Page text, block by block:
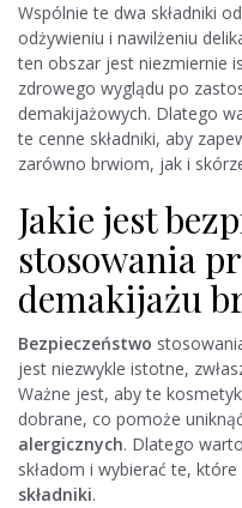
Wspólnie te dwa składniki
odżywieniu i nawilżeniu
ten obszar jest niezmiernie
zdrowego wyglądu po
demakijażowych. Dlatego
te cenne składniki, aby
zarówno brwiom, jak i
Jakie jest
stosowania
demakijażu
Bezpieczeństwo
jest niezwykle istotne,
Ważne jest, aby te
dobrane, co pomoże uniknąć
alergicznych. Dlatego
składom i wybierać te,
składniki.